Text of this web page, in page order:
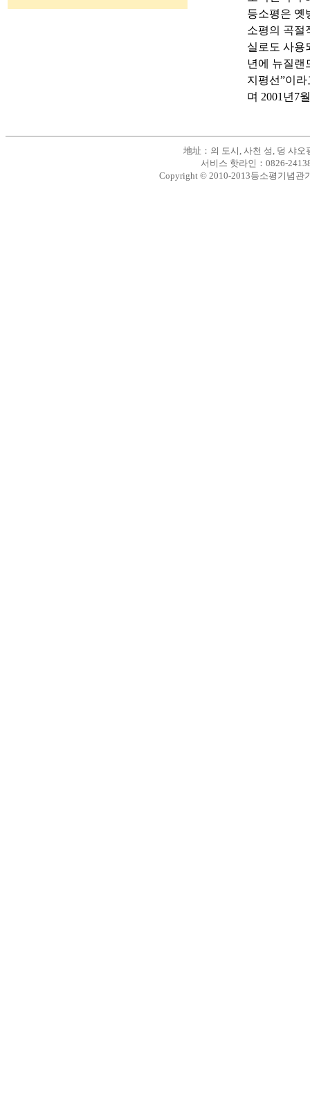
등소평은 옛
소평의 곡절
실로도 사용
년에 뉴질랜
지평선”이
며 2001년7
地址：의 도시, 사천 성, 덩 샤
서비스 핫라인：0826-
Copyright © 2010-2013등소평기념관